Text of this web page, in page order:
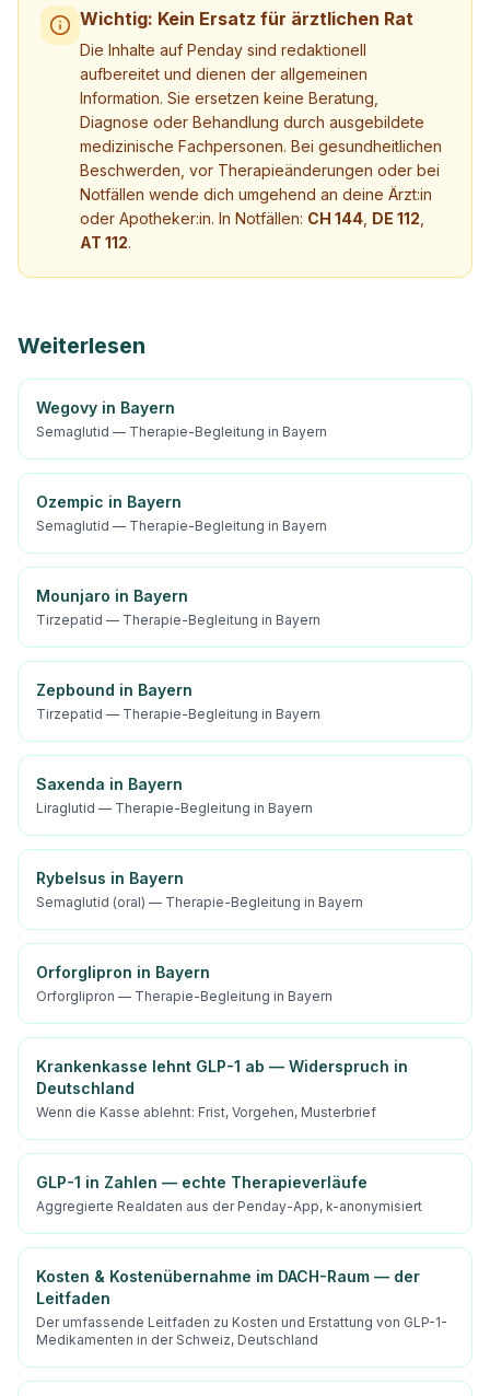
Wichtig: Kein Ersatz für ärztlichen Rat
Die Inhalte auf Penday sind redaktionell
aufbereitet und dienen der allgemeinen
Information. Sie ersetzen keine Beratung,
Diagnose oder Behandlung durch ausgebildete
medizinische Fachpersonen. Bei gesundheitlichen
Beschwerden, vor Therapieänderungen oder bei
Notfällen wende dich umgehend an deine Ärzt:in
oder Apotheker:in. In Notfällen: CH 144 DE 112
AT 112.
Weiterlesen
Wegovy in Bayern
Semaglutid — Therapie-Begleitung in Bayern
Ozempic in Bayern
Semaglutid — Therapie-Begleitung in Bayern
Mounjaro in Bayern
Tirzepatid — Therapie-Begleitung in Bayern
Zepbound in Bayern
Tirzepatid — Therapie-Begleitung in Bayern
Saxenda in Bayern
Liraglutid — Therapie-Begleitung in Bayern
Rybelsus in Bayern
Semaglutid (oral) — Therapie-Begleitung in Bayern
Orforglipron in Bayern
Orforglipron — Therapie-Begleitung in Bayern
Krankenkasse lehnt GLP-1 ab — Widerspruch in
Deutschland
Wenn die Kasse ablehnt: Frist, Vorgehen, Musterbrief
GLP-1 in Zahlen — echte Therapieverläufe
Aggregierte Realdaten aus der Penday-App, k-anonymisiert
Kosten & Kostenübernahme im DACH-Raum — der
Leitfaden
Der umfassende Leitfaden zu Kosten und Erstattung von GLP-1-
Medikamenten in der Schweiz, Deutschland